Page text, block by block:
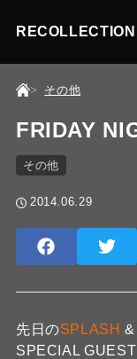
その他
FRIDAY
その他
2014.06.29
先日のSPLASH &
SPECIAL